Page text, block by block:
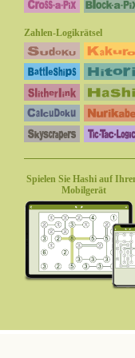
Zahlen-Logikrätsel
Spielen Sie Hashi auf
Mobilgerät